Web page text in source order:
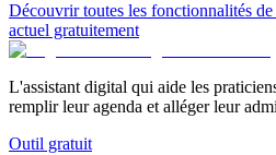
Découvrir toutes les fonctionnalités
actuel gratuitement
L'assistant digital qui aide les
remplir leur agenda et alléger leur
Outil gratuit